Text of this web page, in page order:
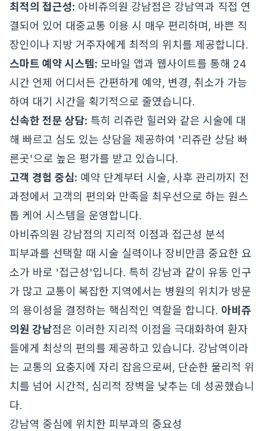
최적의 접근성: 아비쥬의원 강남점은 강남역과 직접 연
결되어 있어 대중교통 이용 시 매우 편리하며, 바쁜 직
장인이나 지방 거주자에게 최적의 위치를 제공합니다.
스마트 예약 시스템: 모바일 앱과 웹사이트를 통해 24
시간 언제 어디서든 간편하게 예약, 변경, 취소가 가능
하여 대기 시간을 획기적으로 줄였습니다.
신속한 전문 상담: 특히 리쥬란 힐러와 같은 시술에 대
해 빠르고 심도 있는 상담을 제공하여 '리쥬란 상담 빠
른곳'으로 높은 평가를 받고 있습니다.
고객 경험 중심: 예약 단계부터 시술, 사후 관리까지 전
과정에서 고객의 편의와 만족을 최우선으로 하는 원스
톱 케어 시스템을 운영합니다.
아비쥬의원 강남점의 지리적 이점과 접근성 분석
피부과를 선택할 때 시술 실력이나 장비만큼 중요한 요
소가 바로 '접근성'입니다. 특히 강남과 같이 유동 인구
가 많고 교통이 복잡한 지역에서는 병원의 위치가 방문
의 용이성을 결정하는 핵심적인 역할을 합니다. 아비쥬
의원 강남점은 이러한 지리적 이점을 극대화하여 환자
들에게 최상의 편의를 제공하고 있습니다. 강남역이라
는 교통의 요충지에 자리 잡음으로써, 단순한 물리적 위
치를 넘어 시간적, 심리적 장벽을 낮추는 데 성공했습니
다.
강남역 중심에 위치한 피부과의 중요성